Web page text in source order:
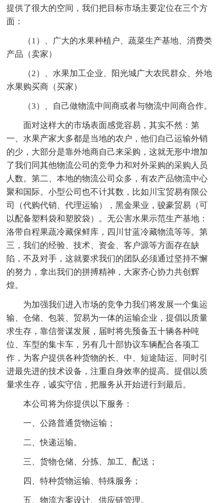
提供了很大的空间，我们把目标市场主要定位在三个方
面：
（1）、广大的水果种植户、蔬菜生产基地、消费类
产品（卖家）
（2）、水果加工企业、阳光城广大农民群众、外地
水果购买商（买家）
（3）、自己做物流中间商或者与物流中间商合作。
面对这样大的市场表面感觉容易，其实不然：第
一、水果产家大多都是当地的农户，他们自己运输外销
的少，大部分是靠外地商自己来采购，这就无形中增加
了我们同其他物流公司的竞争力和对外采购的采购人员
人数。第二、本地的物流公司众多，有农产品物流中心
聚和国际。小型公司也不计其数，比如川宝贸易有限公
司（代购代销、代理运输），黑金果业，骏豪贸易（可
以配备塑料袋和塑胶袋）。无公害水果示范生产基地：
洛带自程果蔬冷藏保鲜库，四川甘蓝冷藏物流等等。第
三，我们的经验、技术、资金、客户源等方面存在缺
陷，不及对手，这就要求我们的团队必须通过坚持不懈
的努力，拿出我们的拼搏精神，大家齐心协力共创辉
煌。
为加强我们进入市场的竞争力我们将发展一个集运
输、仓储、包装、贸易为一体的运输企业，提倡以质量
求生存，靠信誉谋发展，届时将先预备五十辆各种吨
位、车型的集卡车，另有几十部协议车辆配合各项工
作，为客户提供各种货物的长、中、短途陆运。同时引
进最先进的技术设备，注重自身效率的提高。提倡以质
量求生存，诚实守信，把服务从开始进行到最后。
本公司将为你提供以下服务：
一、公路普通货物运输；
二、快递运输。
三、货物仓储、分拣、加工、配送；
四、特种货物运输、特殊服务；
五、物流方案设计、供应链管理。